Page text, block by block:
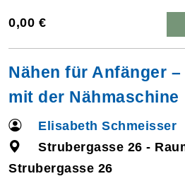
0,00 €
Nähen für Anfänger
mit der Nähmaschine
Elisabeth Schmeisser
Strubergasse 26 -
Strubergasse 26